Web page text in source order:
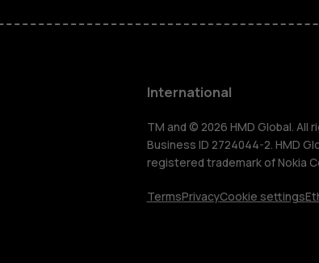
HMD Terra M
For
Tablets
International
TM and © 2026 HMD Global. All
Business ID 2724044-2. HMD
registered trademark of Nokia
TermsPrivacyCookie settings